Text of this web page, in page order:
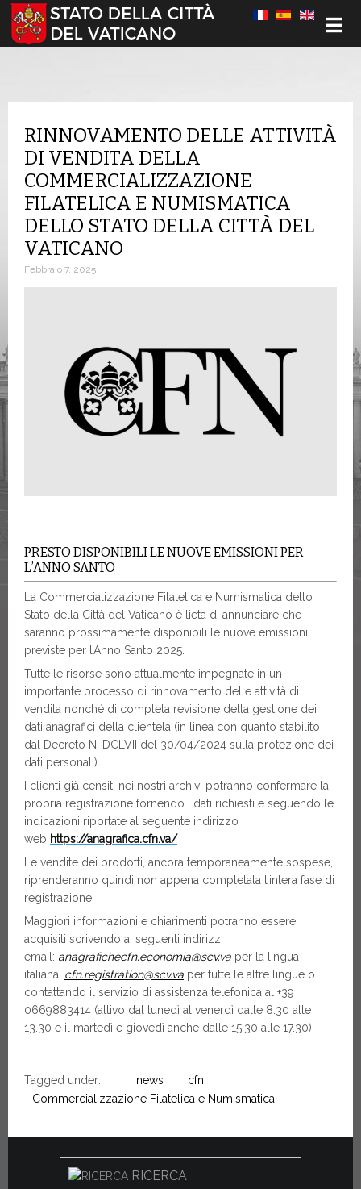
Seleziona la tua lingua
RINNOVAMENTO DELLE ATTIVITÀ
DI VENDITA DELLA
COMMERCIALIZZAZIONE
FILATELICA E NUMISMATICA
DELLO STATO DELLA CITTÀ DEL
VATICANO
Febbraio 7, 2025
PRESTO DISPONIBILI LE NUOVE EMISSIONI PER
L’ANNO SANTO
La Commercializzazione Filatelica e Numismatica dello
Stato della Città del Vaticano è lieta di annunciare che
saranno prossimamente disponibili le nuove emissioni
previste per l’Anno Santo 2025.
Tutte le risorse sono attualmente impegnate in un
importante processo di rinnovamento delle attività di
vendita nonché di completa revisione della gestione dei
dati anagrafici della clientela (in linea con quanto stabilito
dal Decreto N. DCLVII del 30/04/2024 sulla protezione dei
dati personali).
I clienti già censiti nei nostri archivi potranno confermare la
propria registrazione fornendo i dati richiesti e seguendo le
indicazioni riportate al seguente indirizzo
web https://anagrafica.cfn.va/
Le vendite dei prodotti, ancora temporaneamente sospese,
riprenderanno quindi non appena completata l’intera fase di
registrazione.
Maggiori informazioni e chiarimenti potranno essere
acquisiti scrivendo ai seguenti indirizzi
email: anagrafichecfn.economia@scv.va per la lingua
italiana; cfn.registration@scv.va per tutte le altre lingue o
contattando il servizio di assistenza telefonica al +39
0669883414 (attivo dal lunedì al venerdì dalle 8.30 alle
13.30 e il martedì e giovedì anche dalle 15.30 alle 17.30)
Tagged under: news
cfn
Commercializzazione Filatelica e Numismatica
RICERCA